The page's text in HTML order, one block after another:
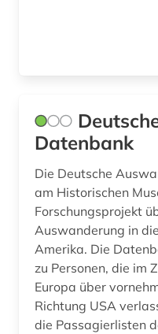
interview (1)
irland (2)
island (1)
italien (1)
japanisch (1)
japanologie (1)
java (1)
Datenbank
Die Deutsche
am Historischen
Forschungsprojekt
Auswanderung in
Amerika. Die
zu Personen, die im
Europa über
Richtung USA
die Passagierlisten